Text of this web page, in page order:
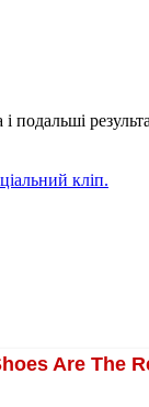
подальші
кліп.